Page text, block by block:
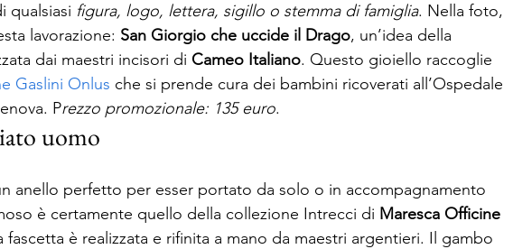
qualsiasi figura, logo, lettera, sigillo o stemma di famiglia. Nella foto,
lavorazione: San Giorgio che uccide il Drago, un’idea della
dai maestri incisori di Cameo Italiano. Questo gioiello raccoglie
Gaslini Onlus che si prende cura dei bambini ricoverati all’Ospedale
Prezzo promozionale: 135 euro.
uomo
anello perfetto per esser portato da solo o in accompagnamento
è certamente quello della collezione Intrecci di Maresca Officine
fascetta è realizzata e rifinita a mano da maestri argentieri. Il gambo